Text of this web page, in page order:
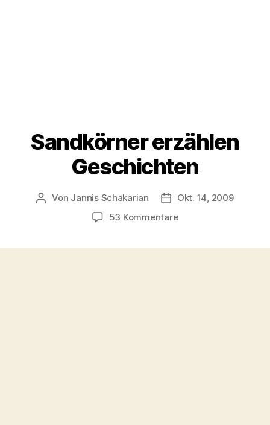
Sandkörner erzählen
Geschichten
Beitragsautor
Von Jannis Schakarian Veröffentlichungsdatum
Okt. 14, 2009
53 Kommentarezu